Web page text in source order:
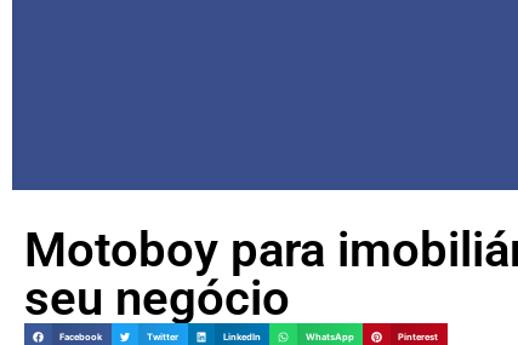
Motoboy para
seu negócio
Facebook Twitter LinkedIn WhatsApp Pinterest